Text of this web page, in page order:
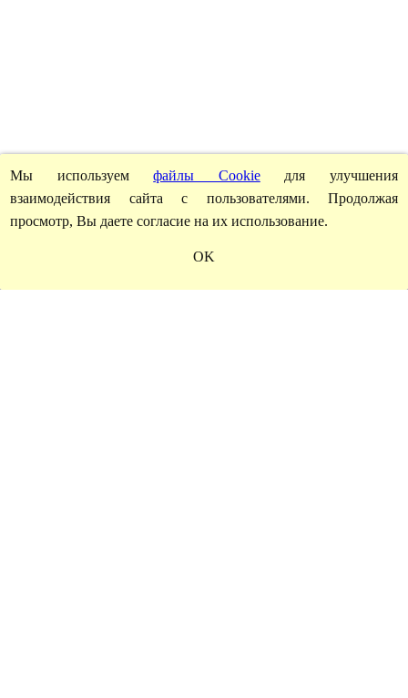
Мы используемфайлы Cookieдля улучшения
взаимодействия сайта с пользователями. Продолжая
просмотр, Вы даете согласие на их использование.
OK